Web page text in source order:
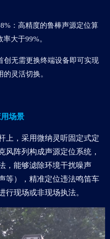
：高精度的鲁棒声源定位算
大于99%。
创无需更换终端设备即可实现
灵活切换。
场景
上，采用微纳灵听固定式定
风阵列构成声源定位系统，
，能够滤除环境干扰噪声
等），精准定位违法鸣笛车
行现场或非现场执法。